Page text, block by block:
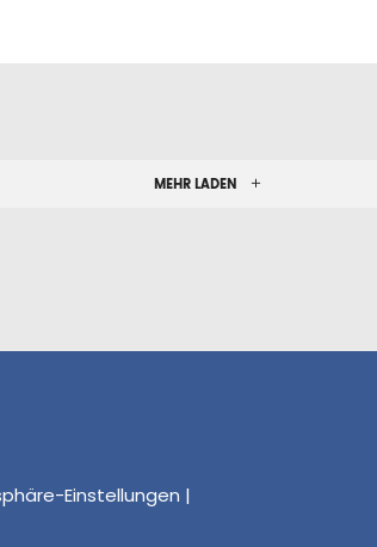
MEHR LADEN
Einstellungen |